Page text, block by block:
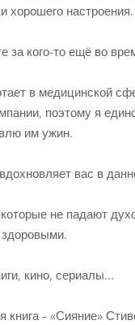
хорошего настроения.
за кого-то ещё во
в медицинской
поэтому я
им ужин.
вас в
не падают
кино, сериалы...
– «Сияние»